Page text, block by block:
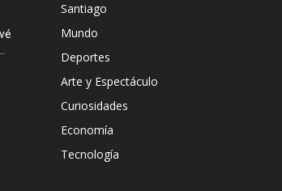
Santiago
Mundo
Deportes
Arte y Espectáculo
Curiosidades
Economía
Tecnología